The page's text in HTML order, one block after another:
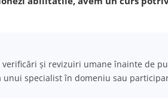
și revizuiri umane înainte de
specialist în domeniu sau